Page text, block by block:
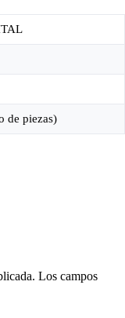
de piezas)
Los campos